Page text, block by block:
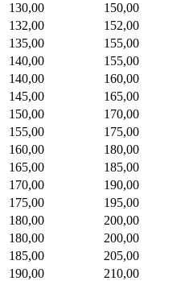
130,00
150,00
132,00
152,00
135,00
155,00
140,00
155,00
140,00
160,00
145,00
165,00
150,00
170,00
155,00
175,00
160,00
180,00
165,00
185,00
170,00
190,00
175,00
195,00
180,00
200,00
180,00
200,00
185,00
205,00
190,00
210,00